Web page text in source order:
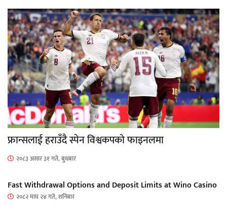
फ्रान्सलाई हराउँदै स्पेन विश्वकपको फाइनलमा
२०८३ असार ३१ गते, बुधबार
Fast Withdrawal Options and Deposit Limits at Wino Casino
२०८२ माघ २४ गते, शनिबार